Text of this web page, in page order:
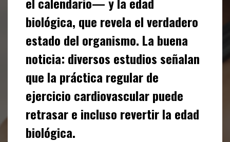
biológica, que revela el verdadero
estado del organismo. La buena
noticia: diversos estudios señalan
que la práctica regular de
ejercicio cardiovascular puede
retrasar e incluso revertir la edad
biológica.